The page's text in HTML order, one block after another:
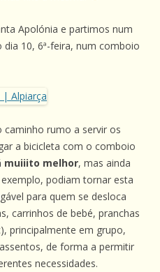
Apolónia e partimos num
10, 6ª-feira, num comboio
rumo a servir os
a bicicleta com o comboio
muiiito melhor, mas ainda
podiam tornar esta
para quem se desloca
carrinhos de bebé, pranchas
principalmente em grupo,
de forma a permitir
necessidades.